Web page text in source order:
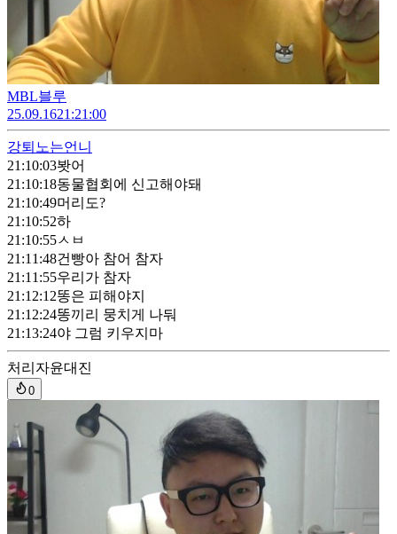
MBL블루
25.09.1621:21:00
강퇴 노는언니
21:10:03봣어
21:10:18동물협회에 신고해야돼
21:10:49머리도?
21:10:52하
21:10:55ㅅㅂ
21:11:48건빵아 참어 참자
21:11:55우리가 참자
21:12:12똥은 피해야지
21:12:24똥끼리 뭉치게 나둬
21:13:24야 그럼 키우지마
처리자윤대진
0